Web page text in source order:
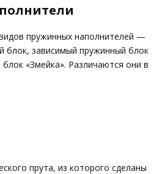
пружинных наполнителей —
блок, зависимый пружинный блок
«Змейка». Различаются они в
прута, из которого сделаны